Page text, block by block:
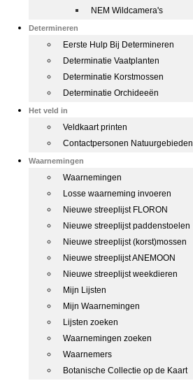
NEM Wildcamera's
Determineren
Eerste Hulp Bij Determineren
Determinatie Vaatplanten
Determinatie Korstmossen
Determinatie Orchideeën
Het veld in
Veldkaart printen
Contactpersonen Natuurgebieden
Waarnemingen
Waarnemingen
Losse waarneming invoeren
Nieuwe streeplijst FLORON
Nieuwe streeplijst paddenstoelen
Nieuwe streeplijst (korst)mossen
Nieuwe streeplijst ANEMOON
Nieuwe streeplijst weekdieren
Mijn Lijsten
Mijn Waarnemingen
Lijsten zoeken
Waarnemingen zoeken
Waarnemers
Botanische Collectie op de Kaart